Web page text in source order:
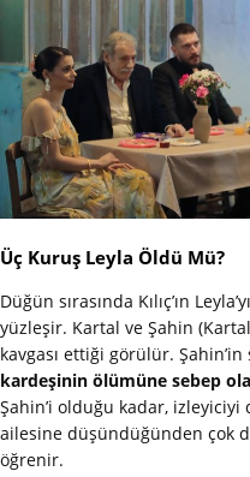
Üç Kuruş Leyla Öldü Mü?
Düğün sırasında Kılıç’ın
yüzleşir. Kartal ve Şahin
kavgası ettiği görülür. Şahin’in
kardeşinin ölümüne sebep
Şahin’i olduğu kadar, izleyiciyi
ailesine düşündüğünden çok
öğrenir.